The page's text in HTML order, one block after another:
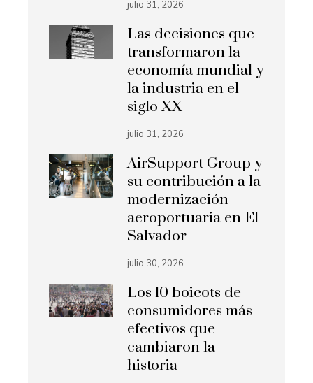
julio 31, 2026
Las decisiones que
transformaron la
economía mundial y
la industria en el
siglo XX
julio 31, 2026
AirSupport Group y
su contribución a la
modernización
aeroportuaria en El
Salvador
julio 30, 2026
Los 10 boicots de
consumidores más
efectivos que
cambiaron la
historia